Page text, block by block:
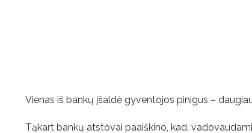
Vienas iš bankų įšaldė gyventojos pinigus –
Tąkart bankų atstovai paaiškino, kad,